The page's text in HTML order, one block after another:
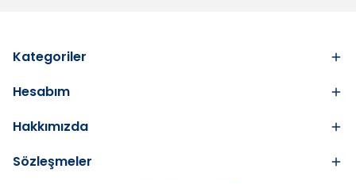
Kategoriler
Hesabım
Hakkımızda
Sözleşmeler